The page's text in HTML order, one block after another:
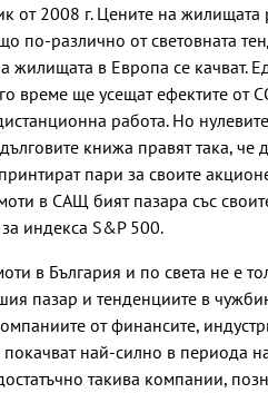
от 2008 г. Цените на жилищата
по-различно от световната
жилищата в Европа се качват.
време ще усещат ефектите от
работа. Но
книжа правят така, че
пари за своите
в САЩ бият пазара със
индекса S&P 500.
в България и по света не е
пазар и тенденциите в
от финансите,
покачват най-силно в периода
такива компании,